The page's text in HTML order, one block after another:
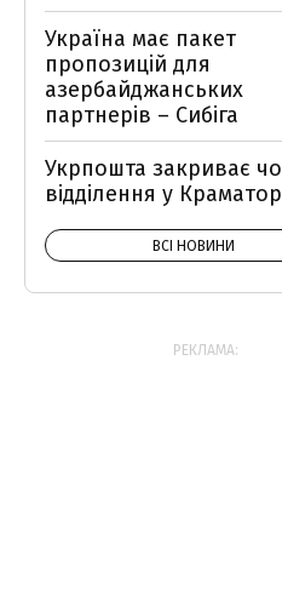
Україна має пакет
пропозицій для
азербайджанських
партнерів – Сибіга
Укрпошта закриває
відділення у
ВСІ НОВИНИ
РЕКЛАМА: